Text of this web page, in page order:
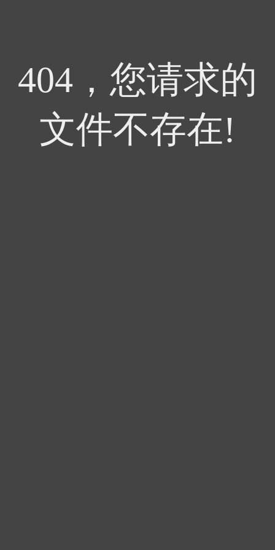
404，您请求的
文件不存在!